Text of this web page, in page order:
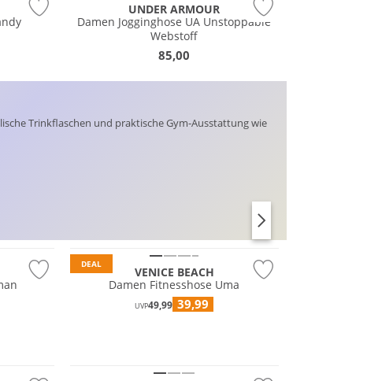
UNDER ARMOUR
Damen Jogginghose UA Unstoppable
Webstoff
85,00
Trinkflaschen und praktische Gym-Ausstattung wie
BRAS LEGGINGS
DEAL
VENICE BEACH
Damen Fitnesshose Uma
UVP49,99 39,99